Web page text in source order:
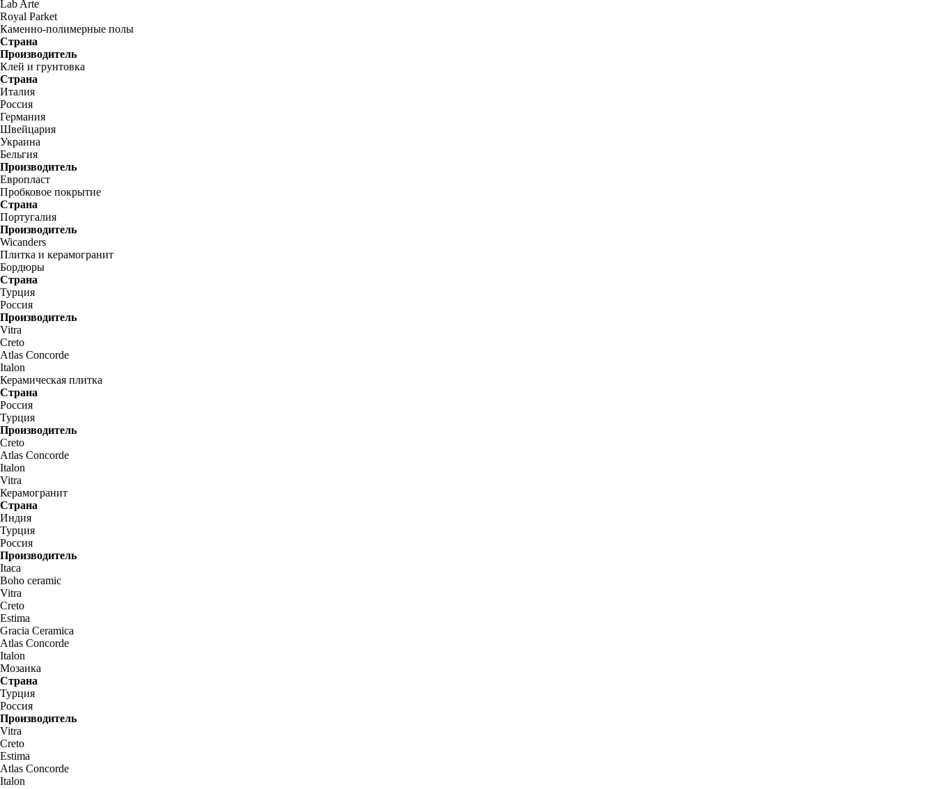
Lab Arte
Royal Parket
Каменно-полимерные полы
Страна
Производитель
Клей и грунтовка
Страна
Италия
Россия
Германия
Швейцария
Украина
Бельгия
Производитель
Европласт
Пробковое покрытие
Страна
Португалия
Производитель
Wicanders
Плитка и керамогранит
Бордюры
Страна
Турция
Россия
Производитель
Vitra
Creto
Atlas Concorde
Italon
Керамическая плитка
Страна
Россия
Турция
Производитель
Creto
Atlas Concorde
Italon
Vitra
Керамогранит
Страна
Индия
Турция
Россия
Производитель
Itaca
Boho ceramic
Vitra
Creto
Estima
Gracia Ceramica
Atlas Concorde
Italon
Мозаика
Страна
Турция
Россия
Производитель
Vitra
Creto
Estima
Atlas Concorde
Italon